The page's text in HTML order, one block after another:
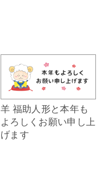
羊 福助人形と本年も
よろしくお願い申し上
げます